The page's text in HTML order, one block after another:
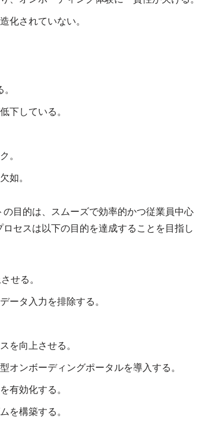
化されていない。
下している。
。
如。
目的は、スムーズで効率的かつ従業員中心
セスは以下の目的を達成することを目指し
せる。
ータ入力を排除する。
を向上させる。
オンボーディングポータルを導入する。
有効化する。
を構築する。